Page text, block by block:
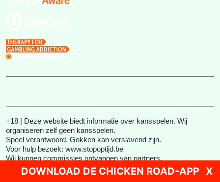
+18 | Deze website biedt informatie over kansspelen. Wij
organiseren zelf geen kansspelen.
Speel verantwoord. Gokken kan verslavend zijn.
Voor hulp bezoek: www.stopoptijd.be
Wij kunnen commissies ontvangen van partners.
2026 © chicken-road-demo-be.com. Alle rechten voorbehouden
DOWNLOAD DE CHICKEN ROAD-APP X